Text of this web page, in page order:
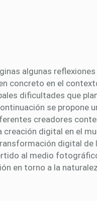
algunas
concreto en el
dificultades que
se propone
creadores
digital en el
digital
al medio
en torno a la